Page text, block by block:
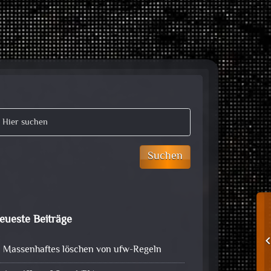
Suchen
Beiträge
Massenhaftes löschen von ufw-Regeln